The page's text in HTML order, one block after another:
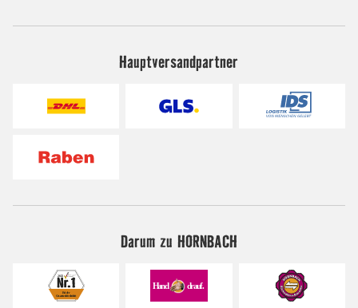
Hauptversandpartner
Darum zu HORNBACH